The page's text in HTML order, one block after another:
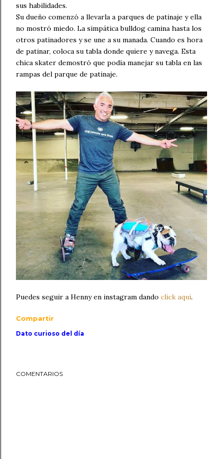
sus habilidades.
Su dueño comenzó a llevarla a parques de patinaje y ella
no mostró miedo. La simpática bulldog camina hasta los
otros patinadores y se une a su manada. Cuando es hora
de patinar, coloca su tabla donde quiere y navega. Esta
chica skater demostró que podía manejar su tabla en las
rampas del parque de patinaje.
Puedes seguir a Henny en instagram dando click aqui.
Compartir
Dato curioso del día
COMENTARIOS